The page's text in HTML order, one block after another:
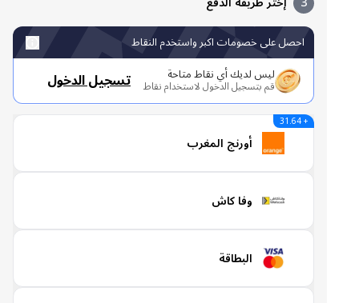
احصل على خصومات اكبر واستخدم النقاط
ليس لديك أي نقاط متاحة
قم بتسجيل الدخول لاستخدام نقاط تسجيل الدخول
أورنج المغرب
وفا كاش
البطاقة